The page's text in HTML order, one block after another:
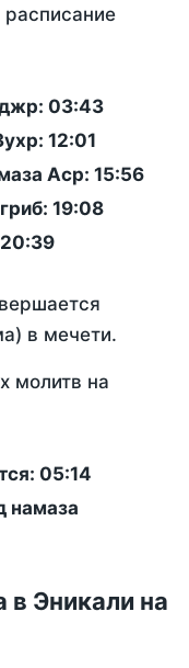
03:43
12:01
Аср: 15:56
19:08
20:39
в мечети.
молитв на
05:14
намаза
Эникали на